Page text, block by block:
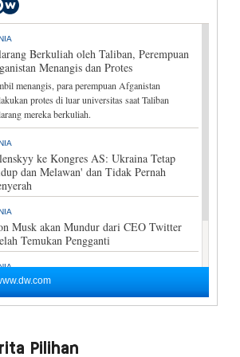
Pilihan